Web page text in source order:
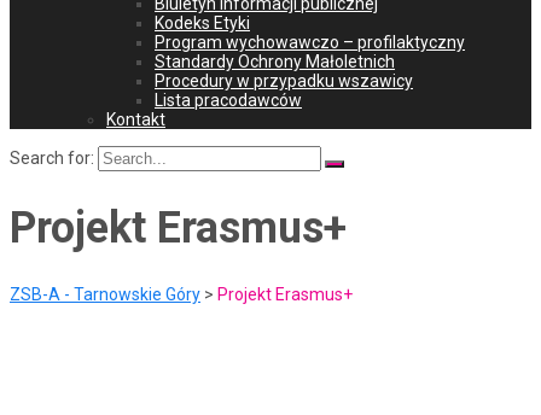
Kodeks Etyki
Program wychowawczo – profilaktyczny
Standardy Ochrony Małoletnich
Procedury w przypadku wszawicy
Lista pracodawców
Kontakt
Search for:
Projekt Erasmus+
ZSB-A - Tarnowskie Góry > Projekt Erasmus+